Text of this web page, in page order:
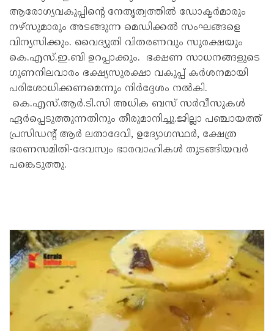
ആരോഗ്യവകുപ്പിന്റെ നേതൃത്വത്തിൽ ഡോക്ടർമാരും
നഴ്സുമാരും അടങ്ങുന്ന മെഡിക്കൽ സംഘങ്ങളെ
വിന്യസിക്കും. വൈദ്യുതി വിതരണവും സുരക്ഷയും
കെ.എസ്.ഇ.ബി ഉറപ്പാക്കും. ഭക്ഷണ സാധനങ്ങളുടെ
ഗുണനിലവാരം ഭക്ഷ്യസുരക്ഷാ വകുപ്പ് കർശനമായി
പരിശോധിക്കണമെന്നും നിർദ്ദേശം നൽകി.
കെ.എസ്.ആർ.ടി.സി അധിക ബസ് സർവീസുകൾ
ഏർപ്പെടുത്തുന്നതിനും തീരുമാനിച്ചു.ജില്ലാ പഞ്ചായത്ത്
പ്രസിഡന്റ് ആർ ലതാദേവി, ഉദ്യോഗസ്ഥർ, ക്ഷേത്ര
ഭരണസമിതി-ദേവസ്വം ഭാരവാഹികൾ തുടങ്ങിയവർ
പങ്കെടുത്തു.